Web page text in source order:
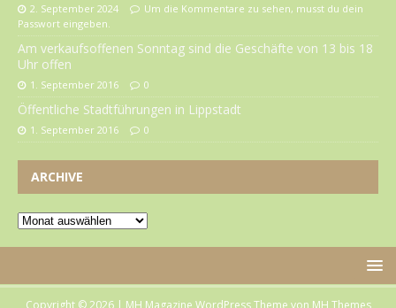
2. September 2024
Um die Kommentare zu sehen, musst du dein
Passwort eingeben.
Am verkaufsoffenen Sonntag sind die Geschäfte von 13 bis 18
Uhr offen
1. September 2016 0
Öffentliche Stadtführungen in Lippstadt
1. September 2016 0
ARCHIVE
Copyright © 2026 | MH Magazine WordPress Theme von MH Themes